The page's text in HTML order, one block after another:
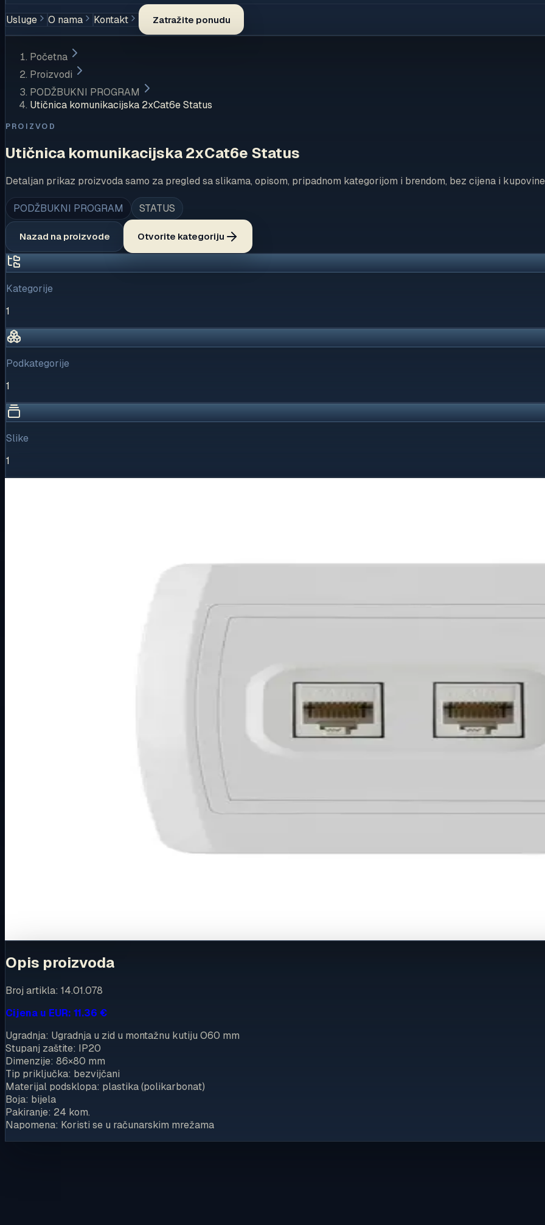
Usluge O nama Kontakt Zatražite ponudu
Početna
Proizvodi
PODŽBUKNI PROGRAM
Utičnica komunikacijska 2xCat6e Status
PROIZVOD
Utičnica komunikacijska 2xCat6e Status
Detaljan prikaz proizvoda samo za pregled sa slikama, opisom, pripadnom kategorijom i brendom, bez cijena i
PODŽBUKNI PROGRAM STATUS
Nazad na proizvode Otvorite kategoriju
Kategorije
1
Podkategorije
1
Slike
1
Broj artikla: 14.01.078 Cijena u EUR: 11.36 € Ugradnja: Ugradnja u zid u montažnu kutiju O60 mm Stupanj zaštite: IP20
Dostupno za kupnju u internetskoj trgovini Živić-Elektro
Opis proizvoda
Broj artikla: 14.01.078
Cijena u EUR: 11.36 €
Ugradnja: Ugradnja u zid u montažnu kutiju O60 mm
Stupanj zaštite: IP20
Dimenzije: 86×80 mm
Tip priključka: bezvijčani
Materijal podsklopa: plastika (polikarbonat)
Boja: bijela
Pakiranje: 24 kom.
Napomena: Koristi se u računarskim mrežama